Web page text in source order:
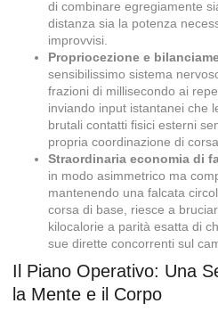
di combinare egregiamente
distanza sia la potenza
improvvisi.
Propriocezione e
sensibilissimo sistema
frazioni di millisecondo ai
inviando input istantanei che
brutali contatti fisici esterni
propria coordinazione di corsa.
Straordinaria economia di
in modo asimmetrico ma
mantenendo una falcata
corsa di base, riesce a
kilocalorie a parità esatta di
sue dirette concorrenti sul
Il Piano Operativo: Una
la Mente e il Corpo